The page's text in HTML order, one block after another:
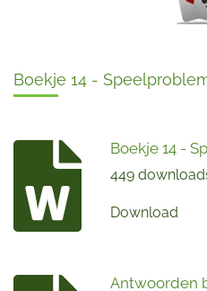
Boekje 14 -
Boekje 14 -
449
Download
Antwoorden